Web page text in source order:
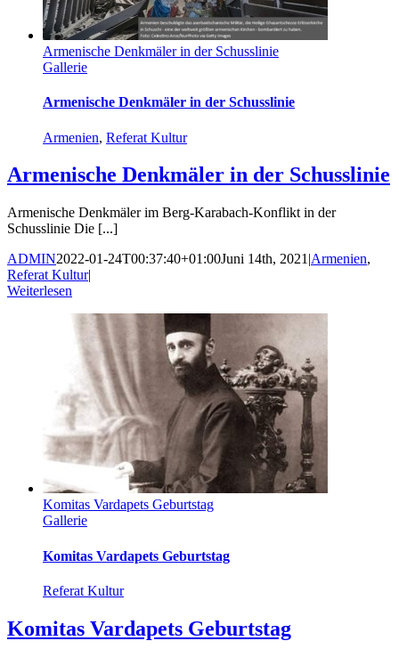
Armenische Denkmäler in der Schusslinie
Gallerie
Armenische Denkmäler in der Schusslinie
Armenien, Referat Kultur
Armenische Denkmäler in der Schusslinie
Armenische Denkmäler im Berg-Karabach-Konflikt in der
Schusslinie Die [...]
ADMIN2022-01-24T00:37:40+01:00Juni 14th, 2021 |Armenien,
Referat Kultur|
Weiterlesen
Komitas Vardapets Geburtstag
Gallerie
Komitas Vardapets Geburtstag
Referat Kultur
Komitas Vardapets Geburtstag